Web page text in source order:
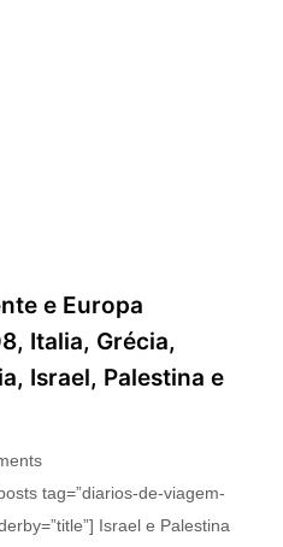
e Europa
Italia, Grécia,
Israel, Palestina e
tag=”diarios-de-viagem-
Israel e Palestina